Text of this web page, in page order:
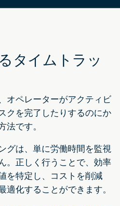
タイムトラッ
オペレーターがアクティビ
クを完了したりするのにか
法です。
グは、単に労働時間を監視
。正しく行うことで、効率
を特定し、コストを削減
適化することができます。